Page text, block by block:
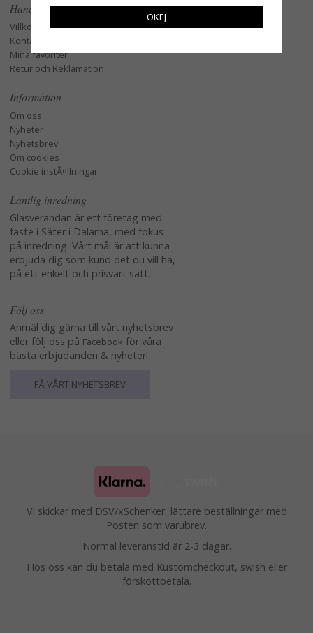
Handla
Villkor
Kontakta oss
Mina favoriter
Retur och Reklamation
Information
Om oss
Nyheter
Nyhetsbrev
Om cookies
Cookie instÃ¤llningar
Lantlig inredning
Glasverandan är ett företag med
fäste i Säter i Dalarna, med fokus
på inredning. Vårt mål är att kunna
erbjuda dig som kund det du vill ha,
på ett enkelt och prisvärt sätt.
Följ oss
Anmäl dig gärna till vårt nyhetsbrev
eller följ oss på Facebook för våra
bästa erbjudanden & nyheter!
FÅ VÅRT NYHETSBREV
Vi skickar med DSV/xSchenker, lättare beställningar med
Posten som varubrev.
Normal leveranstid är 2-3 dagar.
Hos oss kan du betala med Kustomcheckout, swish eller
förskottbetala.
OKEJ